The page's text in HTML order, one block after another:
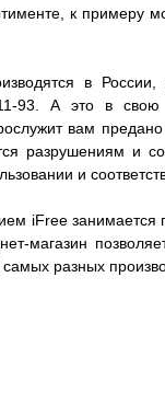
к примеру
в России,
93. А это в свою
вам
разрушениям и
и
iFree занимается
магазин
разных